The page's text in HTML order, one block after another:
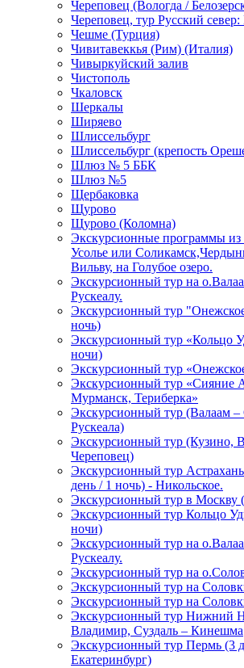
Череповец (Вологда /
Череповец, тур Русский
Чешме (Турция)
Чивитавеккья (Рим) (Италия)
Чивыркуйский залив
Чистополь
Чкаловск
Шеркалы
Ширяево
Шлиссельбург
Шлиссельбург (крепость
Шлюз № 5 ББК
Шлюз №5
Щербаковка
Щурово
Щурово (Коломна)
Экскурсионные программы из
Усолье или
Вильву, на Голубое озеро.
Экскурсионный тур на
Рускеалу.
Экскурсионный тур
ночь)
Экскурсионный тур «Кольцо
ночи)
Экскурсионный тур
Экскурсионный тур «Сияние
Мурманск, Териберка»
Экскурсионный тур (Валаам –
Рускеала)
Экскурсионный тур (Кузино,
Череповец)
Экскурсионный тур
день / 1 ночь) - Никольское.
Экскурсионный тур в Москву
Экскурсионный тур Кольцо
ночи)
Экскурсионный тур на
Рускеалу.
Экскурсионный тур на
Экскурсионный тур на
Экскурсионный тур на
Экскурсионный тур Нижний
Владимир, Суздаль – Кинешма
Экскурсионный тур Пермь (3
Екатеринбург)